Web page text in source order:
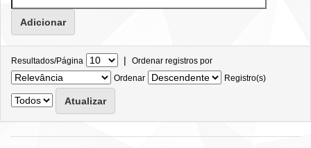
Resultados/Página | Ordenar registros por
Ordenar
Registro(s)